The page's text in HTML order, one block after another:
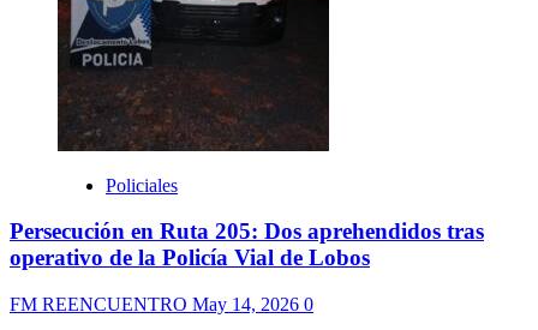
Policiales
Persecución en Ruta 205: Dos aprehendidos tras
operativo de la Policía Vial de Lobos
FM REENCUENTRO May 14, 2026 0